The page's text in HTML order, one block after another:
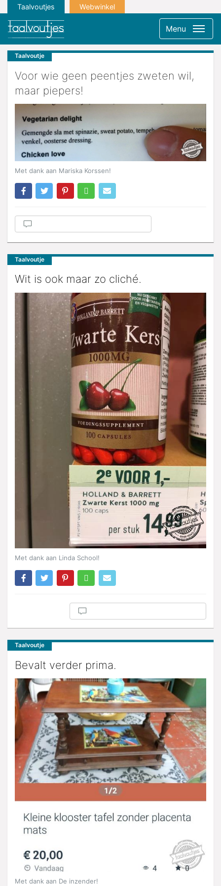
Taalvoutjes Webwinkel
Menu
Taalvoutje
Voor wie geen peentjes zweten wil,
maar piepers!
Met dank aan Mariska Korssen!
Taalvoutje
Wit is ook maar zo cliché.
Met dank aan Linda School!
Taalvoutje
Bevalt verder prima.
Met dank aan De inzender!